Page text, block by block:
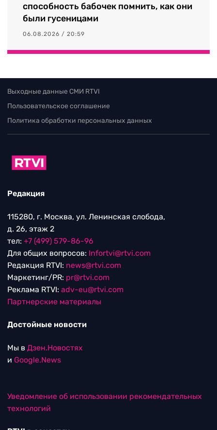
способность бабочек помнить, как они
были гусеницами
06.08.2026 / 20:59
Выходные данные СМИ RTVI
Пользовательское соглашение
Политика обработки персональных данных
Редакция
115280, г. Москва, ул. Ленинская слобода,
д. 26, этаж 2
тел: +7 (499) 579-86-96
Для общих вопросов: Infortvi@rtvi.com
Редакция RTVI: news@rtvi.com
Маркетинг/PR: pr@rtvi.com
Реклама RTVI: adv-eu@rtvi.com
Партнерские материалы
Достойные новости
Мы в Дзен.Новостях
и Google.News
Уведомление об использовании рекомендательных
технологий